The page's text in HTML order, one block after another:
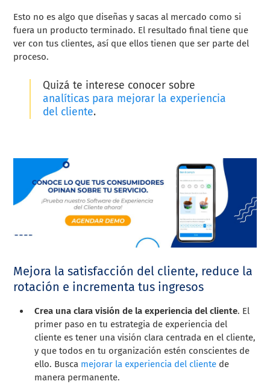
Esto no es algo que diseñas y sacas al mercado como si
fuera un producto terminado. El resultado final tiene que
ver con tus clientes, así que ellos tienen que ser parte del
proceso.
Quizá te interese conocer sobre
analíticas para mejorar la experiencia
del cliente.
Mejora la satisfacción del cliente, reduce la
rotación e incrementa tus ingresos
Crea una clara visión de la experiencia del cliente. El
primer paso en tu estrategia de experiencia del
cliente es tener una visión clara centrada en el cliente,
y que todos en tu organización estén conscientes de
ello. Busca mejorar la experiencia del cliente de
manera permanente.